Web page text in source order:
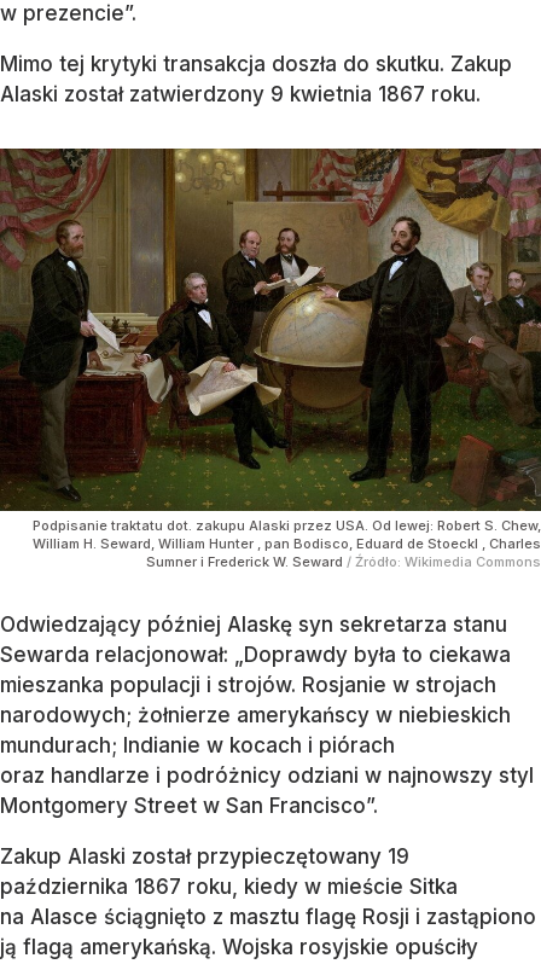
w prezencie”.
Mimo tej krytyki transakcja doszła do skutku. Zakup
Alaski został zatwierdzony 9 kwietnia 1867 roku.
Podpisanie traktatu dot. zakupu Alaski przez USA. Od lewej: Robert S. Chew,
William H. Seward, William Hunter , pan Bodisco, Eduard de Stoeckl , Charles
Sumner i Frederick W. Seward / Źródło: Wikimedia Commons
Odwiedzający później Alaskę syn sekretarza stanu
Sewarda relacjonował: „Doprawdy była to ciekawa
mieszanka populacji i strojów. Rosjanie w strojach
narodowych; żołnierze amerykańscy w niebieskich
mundurach; Indianie w kocach i piórach
oraz handlarze i podróżnicy odziani w najnowszy styl
Montgomery Street w San Francisco”.
Zakup Alaski został przypieczętowany 19
października 1867 roku, kiedy w mieście Sitka
na Alasce ściągnięto z masztu flagę Rosji i zastąpiono
ją flagą amerykańską. Wojska rosyjskie opuściły